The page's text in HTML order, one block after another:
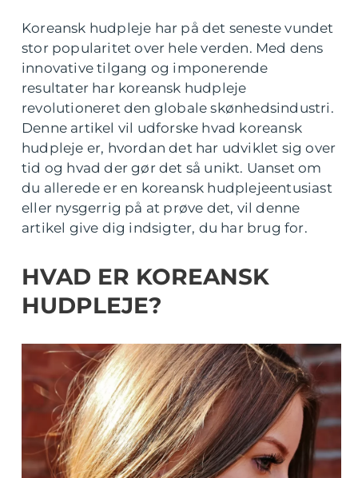
Koreansk hudpleje har på det seneste vundet
stor popularitet over hele verden. Med dens
innovative tilgang og imponerende
resultater har koreansk hudpleje
revolutioneret den globale skønhedsindustri.
Denne artikel vil udforske hvad koreansk
hudpleje er, hvordan det har udviklet sig over
tid og hvad der gør det så unikt. Uanset om
du allerede er en koreansk hudplejeentusiast
eller nysgerrig på at prøve det, vil denne
artikel give dig indsigter, du har brug for.
HVAD ER KOREANSK
HUDPLEJE?